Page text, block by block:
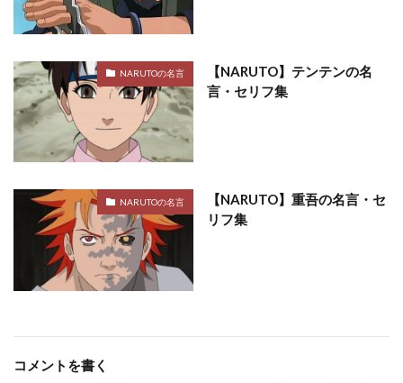
NARUTOの名言
【NARUTO】テンテンの名
言・セリフ集
NARUTOの名言
【NARUTO】重吾の名言・セ
リフ集
コメントを書く